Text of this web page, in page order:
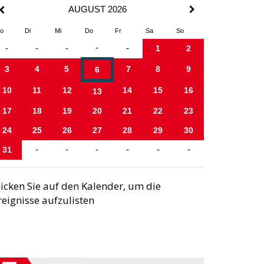
AUGUST 2026
Di Mi Do Fr Sa So
- - - - - 1 2
3 4 5 6 7 8 9
10 11 12 13 14 15 16
17 18 19 20 21 22 23
24 25 26 27 28 29 30
31 - - - - - -
Sie auf den Kalender, um die
aufzulisten